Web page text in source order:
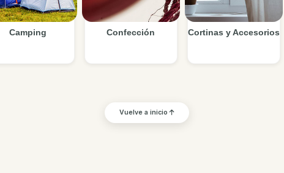
Camping Confección Cortinas y Accesorios
Vuelve a inicio